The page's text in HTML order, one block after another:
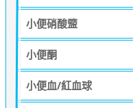
小便硝酸盬
小便酮
小便血/紅血球